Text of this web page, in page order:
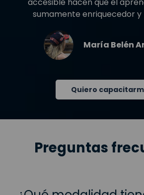
sumamente enriquecedor y
María Belén
Quiero
Preguntas